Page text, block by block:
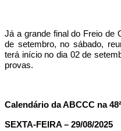
Já a grande final do Freio de
de setembro, no sábado,
terá início no dia 02 de
provas.
Calendário da ABCCC na
SEXTA-FEIRA – 29/08/2025